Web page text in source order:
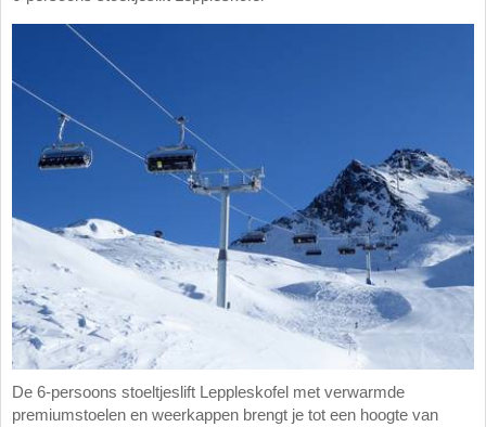
De 6-persoons stoeltjeslift Leppleskofel met verwarmde
premiumstoelen en weerkappen brengt je tot een hoogte van